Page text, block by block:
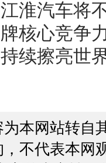
淮汽车将
核心竞争
续擦亮世
本网站转自
不代表本网